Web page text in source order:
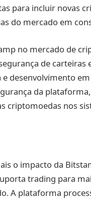
para incluir novas
do mercado em
no mercado de
de carteiras
desenvolvimento em
da
criptomoedas nos
o impacto da
trading para
A plataforma